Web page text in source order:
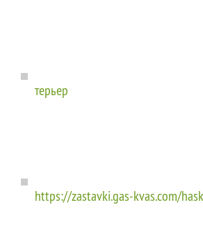
терьер
https://zastavki.gas-kvas.com/